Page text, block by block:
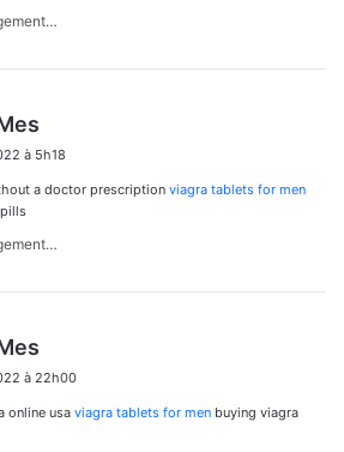
t
à 5h18
a doctor prescription viagra tablets for men
pills
t
à 22h00
online usa viagra tablets for men buying viagra